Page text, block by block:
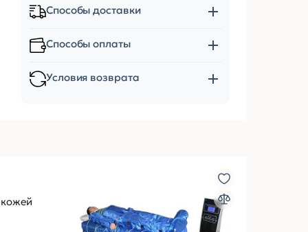
Способы доставки
Способы оплаты
Условия возврата